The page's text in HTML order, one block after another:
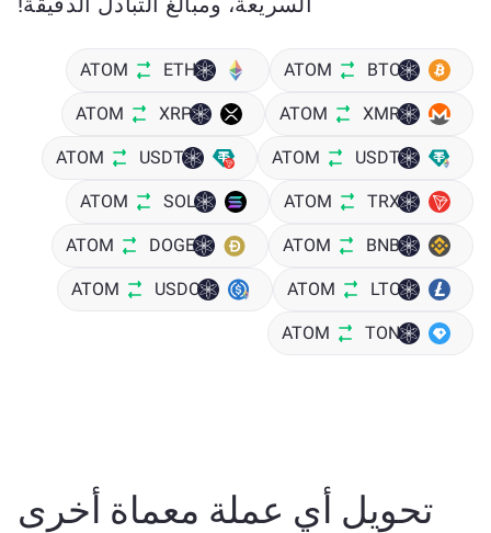
BTC
ATOM
ETH
ATOM
XMR
ATOM
XRP
ATOM
USDT
ATOM
USDT
ATOM
TRX
ATOM
SOL
ATOM
BNB
ATOM
DOGE
ATOM
LTC
ATOM
USDC
ATOM
TON
ATOM
تحويل أي عملة معماة أخرى